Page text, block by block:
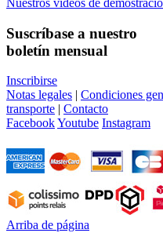
Suscríbase a nuestro
boletín mensual
Inscribirse
Notas legales | Condiciones
transporte | Contacto
FacebookYoutube Instagram
Arriba de página